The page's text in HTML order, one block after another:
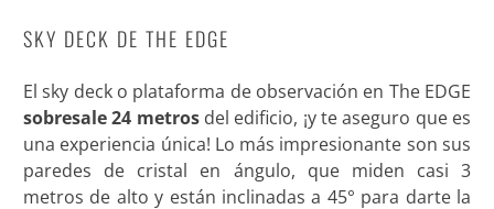
SKY DECK DE THE EDGE
El sky deck o plataforma de observación en The EDGE
sobresale 24 metrosdel edificio, ¡y te aseguro que es
una experiencia única! Lo más impresionante son sus
paredes de cristal en ángulo, que miden casi 3
metros de alto y están inclinadas a 45° para darte la